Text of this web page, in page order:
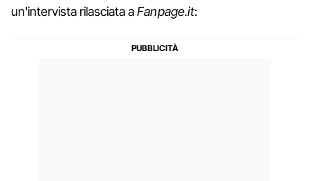
un'intervista rilasciata aFanpage.it: